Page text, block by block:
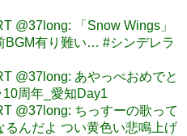
@37long: 「Snow Wings」
有り難い… #シンデレラ
@37long: あやっぺおめでと
周年_愛知Day1
@37long: ちっすーの歌って
るんだよ つい黄色い悲鳴上げ